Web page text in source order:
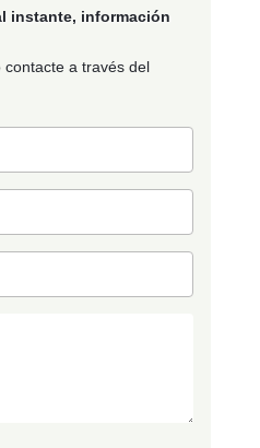
instante, información
contacte a través del